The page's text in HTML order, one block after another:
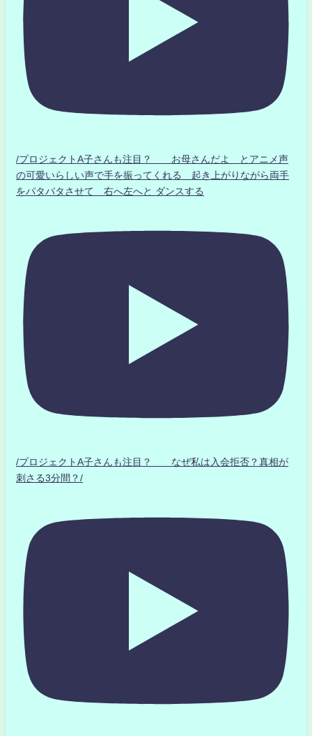
/プロジェクトA子さんも注目？ お母さんだよ とアニメ声
の可愛いらしい声で手を振ってくれる 起き上がりながら両手
をパタパタさせて 右へ左へと ダンスする
/プロジェクトA子さんも注目？ なぜ私は入会拒否？真相が
刺さる3分間？/